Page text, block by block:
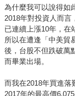
為什麼我可以說得如
2018年對投資人而
已連續上漲10年，在
所以在遭逢「中美貿
後，台股不但跌破萬
而畢業出場。
而我在2018年買進落
2017年的最高價